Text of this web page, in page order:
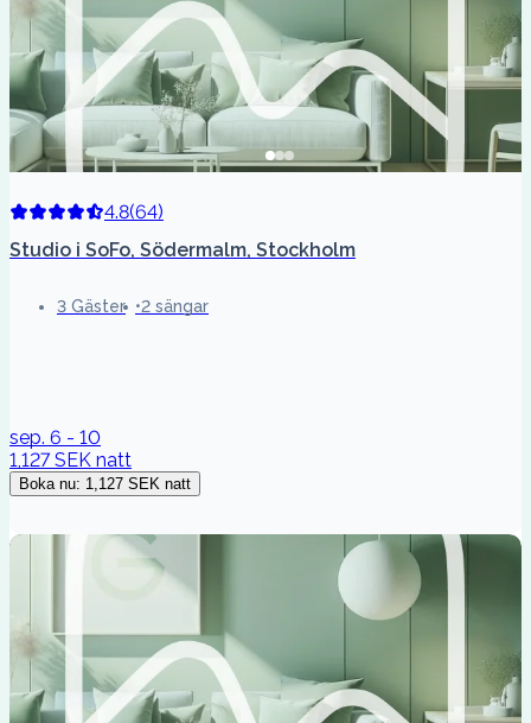
4.8(64)
Studio i SoFo, Södermalm, Stockholm
3 Gäster 2 sängar
sep. 6 - 10
1,127 SEK natt
Boka nu: 1,127 SEK natt